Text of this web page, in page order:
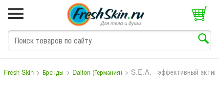
Fresh Skin > Бренды > Dalton (Германия) > S.E.A. - эффективный